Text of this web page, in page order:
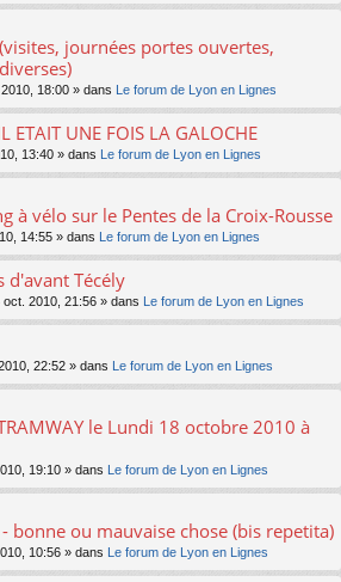
journées portes ouvertes,
18:00 » dans Le forum de Lyon en Lignes
ETAIT UNE FOIS LA GALOCHE
13:40 » dans Le forum de Lyon en Lignes
à vélo sur le Pentes de la Croix-Rousse
14:55 » dans Le forum de Lyon en Lignes
d'avant Técély
oct. 2010, 21:56 » dans Le forum de Lyon en Lignes
22:52 » dans Le forum de Lyon en Lignes
le Lundi 18 octobre 2010 à
19:10 » dans Le forum de Lyon en Lignes
bonne ou mauvaise chose (bis repetita)
10:56 » dans Le forum de Lyon en Lignes